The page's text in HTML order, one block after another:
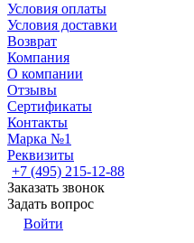
Условия оплаты
Условия доставки
Возврат
Компания
О компании
Отзывы
Сертификаты
Контакты
Марка №1
Реквизиты
+7 (495) 215-12-88
Заказать звонок
Задать вопрос
Войти